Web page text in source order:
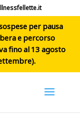
per pausa
e percorso
fino al 13 agosto